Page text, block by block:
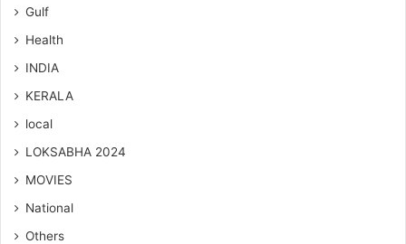
Gulf
Health
INDIA
KERALA
local
LOKSABHA 2024
MOVIES
National
Others